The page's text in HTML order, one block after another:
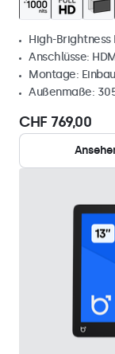
High-Brightness
Anschlüsse:
Montage:
Außenmaße:
CHF 769,00